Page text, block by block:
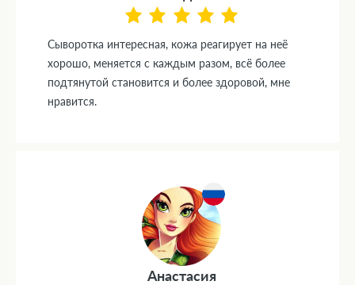
Сыворотка интересная, кожа реагирует на неё
хорошо, меняется с каждым разом, всё более
подтянутой становится и более здоровой, мне
нравится.
Анастасия